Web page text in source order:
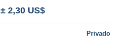
± 2,30 US$
Privado